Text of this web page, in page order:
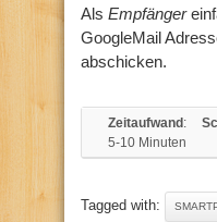
Als Empfänger
GoogleMail
abschicken.
Zeitaufwand:
5-10 Minuten
Tagged with: